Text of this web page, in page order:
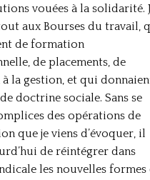
vouées à la solidarité.
aux Bourses du travail,
de formation
de placements, de
la gestion, et qui
doctrine sociale. Sans se
des opérations de
que je viens d’évoquer, il
de réintégrer dans
les nouvelles formes